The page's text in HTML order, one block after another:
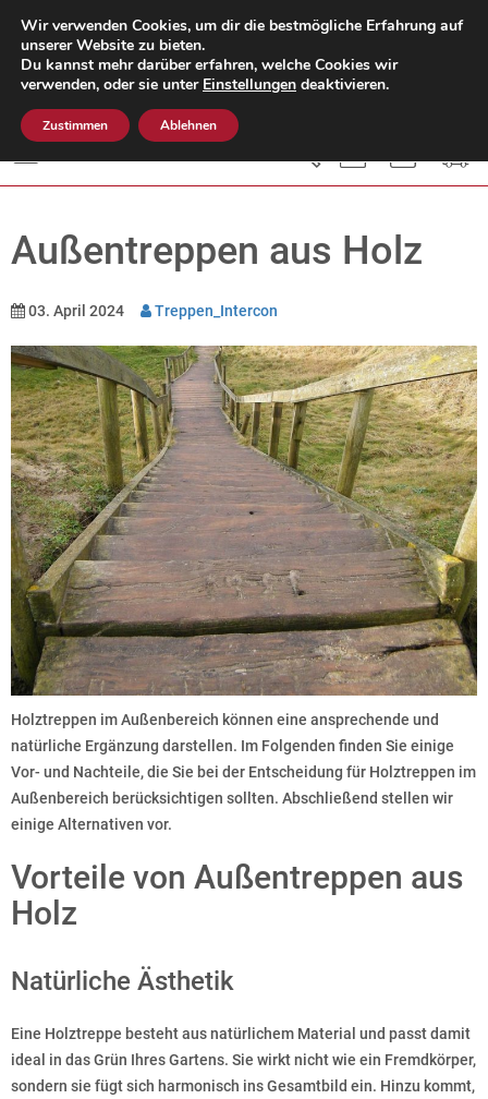
Mo. - Do.: 8:00 - 15:00 Uhr
Fr.: 8:00 - 12:00 Uhr
Außentreppen aus Holz
03. April 2024 Treppen_Intercon
Holztreppen im Außenbereich können eine ansprechende und
natürliche Ergänzung darstellen. Im Folgenden finden Sie einige
Vor- und Nachteile, die Sie bei der Entscheidung für Holztreppen im
Außenbereich berücksichtigen sollten. Abschließend stellen wir
einige Alternativen vor.
Vorteile von Außentreppen aus
Holz
Natürliche Ästhetik
Eine Holztreppe besteht aus natürlichem Material und passt damit
ideal in das Grün Ihres Gartens. Sie wirkt nicht wie ein Fremdkörper,
sondern sie fügt sich harmonisch ins Gesamtbild ein. Hinzu kommt,
Wir verwenden Cookies, um dir die bestmögliche Erfahrung auf
unserer Website zu bieten.
Du kannst mehr darüber erfahren, welche Cookies wir
verwenden, oder sie unter Einstellungen deaktivieren.
Zustimmen Ablehnen